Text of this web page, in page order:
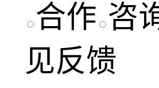
合作 咨
见反馈